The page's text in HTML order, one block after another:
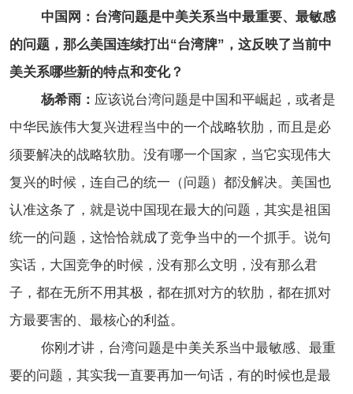
中国网：台湾问题是中美关系当中最重要、最敏感
的问题，那么美国连续打出“台湾牌”，这反映了当前中
美关系哪些新的特点和变化？
杨希雨： 应该说台湾问题是中国和平崛起，或者是
中华民族伟大复兴进程当中的一个战略软肋，而且是必
须要解决的战略软肋。没有哪一个国家，当它实现伟大
复兴的时候，连自己的统一（问题）都没解决。美国也
认准这条了，就是说中国现在最大的问题，其实是祖国
统一的问题，这恰恰就成了竞争当中的一个抓手。说句
实话，大国竞争的时候，没有那么文明，没有那么君
子，都在无所不用其极，都在抓对方的软肋，都在抓对
方最要害的、最核心的利益。
你刚才讲，台湾问题是中美关系当中最敏感、最重
要的问题，其实我一直要再加一句话，有的时候也是最